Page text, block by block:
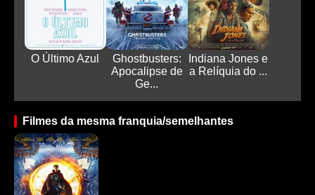
O Último Azul
Ghostbusters:
Apocalipse de
Ge...
Indiana Jones e
a Relíquia do ...
Filmes da mesma franquia/semelhantes